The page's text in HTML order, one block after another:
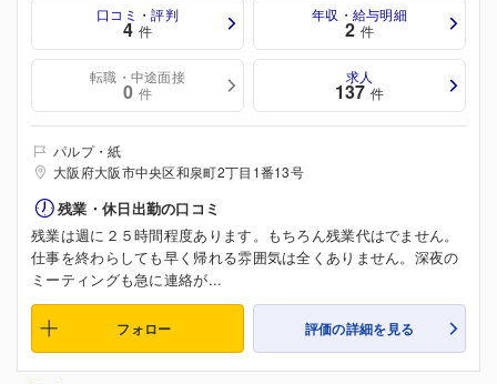
口コミ・評判
4 件
年収・給与明細
2 件
転職・中途面接
0 件
求人
137 件
パルプ・紙
大阪府大阪市中央区和泉町2丁目1番13号
残業・休日出勤の口コミ
残業は週に２５時間程度あります。もちろん残業代はでません。
仕事を終わらしても早く帰れる雰囲気は全くありません。深夜の
ミーティングも急に連絡が...
フォロー 評価の詳細を見る